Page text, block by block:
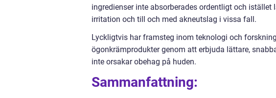
ingredienser inte absorberades ordentligt och
irritation och till och med akneutslag i vissa fall.
Lyckligtvis har framsteg inom teknologi och
ögonkrämprodukter genom att erbjuda lättare,
inte orsakar obehag på huden.
Sammanfattning: